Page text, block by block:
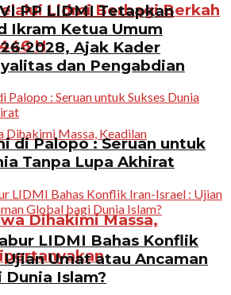
Lidmi Berbagi Berkah
H
Dihakimi Massa,
PP LIDMI Tetapkan
Ikram Ketua Umum
2028, Ajak Kader
dan Pengabdian
di Palopo : Seruan untuk
Tanpa Lupa Akhirat
LIDMI Bahas Konflik
Ujian Umat atau Ancaman
Dunia Islam?